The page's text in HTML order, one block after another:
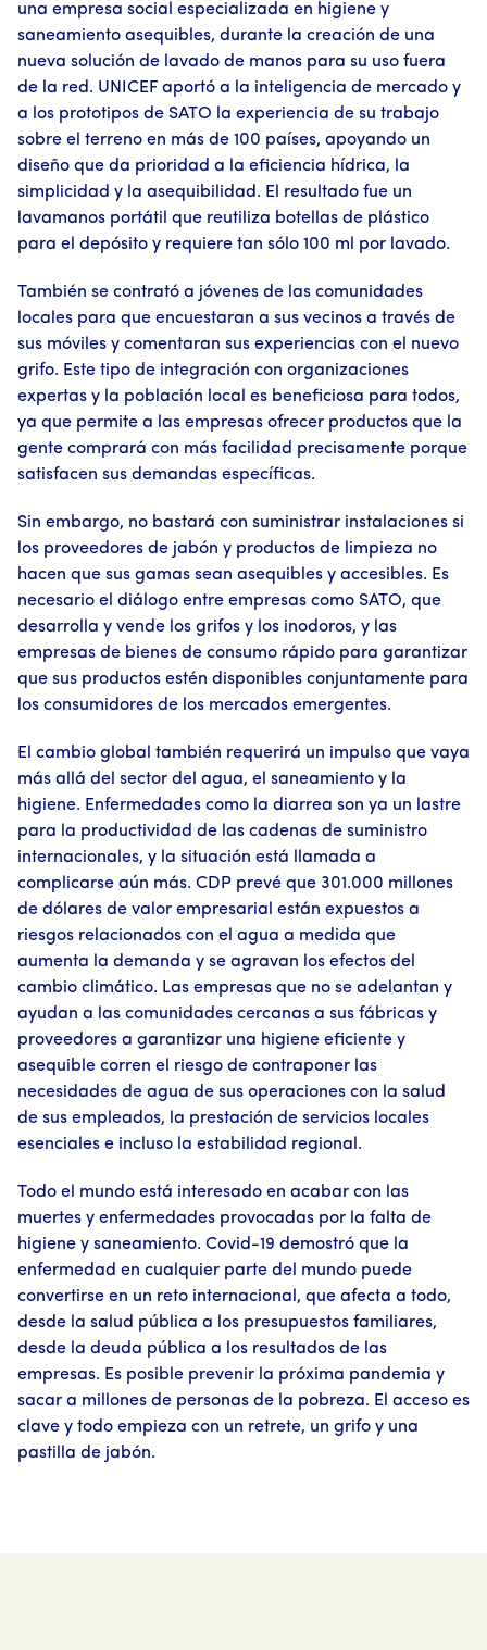
una empresa social especializada en higiene y
saneamiento asequibles, durante la creación de una
nueva solución de lavado de manos para su uso fuera
de la red. UNICEF aportó a la inteligencia de mercado y
a los prototipos de SATO la experiencia de su trabajo
sobre el terreno en más de 100 países, apoyando un
diseño que da prioridad a la eficiencia hídrica, la
simplicidad y la asequibilidad. El resultado fue un
lavamanos portátil que reutiliza botellas de plástico
para el depósito y requiere tan sólo 100 ml por lavado.
También se contrató a jóvenes de las comunidades
locales para que encuestaran a sus vecinos a través de
sus móviles y comentaran sus experiencias con el nuevo
grifo. Este tipo de integración con organizaciones
expertas y la población local es beneficiosa para todos,
ya que permite a las empresas ofrecer productos que la
gente comprará con más facilidad precisamente porque
satisfacen sus demandas específicas.
Sin embargo, no bastará con suministrar instalaciones si
los proveedores de jabón y productos de limpieza no
hacen que sus gamas sean asequibles y accesibles. Es
necesario el diálogo entre empresas como SATO, que
desarrolla y vende los grifos y los inodoros, y las
empresas de bienes de consumo rápido para garantizar
que sus productos estén disponibles conjuntamente para
los consumidores de los mercados emergentes.
El cambio global también requerirá un impulso que vaya
más allá del sector del agua, el saneamiento y la
higiene. Enfermedades como la diarrea son ya un lastre
para la productividad de las cadenas de suministro
internacionales, y la situación está llamada a
complicarse aún más. CDP prevé que 301.000 millones
de dólares de valor empresarial están expuestos a
riesgos relacionados con el agua a medida que
aumenta la demanda y se agravan los efectos del
cambio climático. Las empresas que no se adelantan y
ayudan a las comunidades cercanas a sus fábricas y
proveedores a garantizar una higiene eficiente y
asequible corren el riesgo de contraponer las
necesidades de agua de sus operaciones con la salud
de sus empleados, la prestación de servicios locales
esenciales e incluso la estabilidad regional.
Todo el mundo está interesado en acabar con las
muertes y enfermedades provocadas por la falta de
higiene y saneamiento. Covid-19 demostró que la
enfermedad en cualquier parte del mundo puede
convertirse en un reto internacional, que afecta a todo,
desde la salud pública a los presupuestos familiares,
desde la deuda pública a los resultados de las
empresas. Es posible prevenir la próxima pandemia y
sacar a millones de personas de la pobreza. El acceso es
clave y todo empieza con un retrete, un grifo y una
pastilla de jabón.